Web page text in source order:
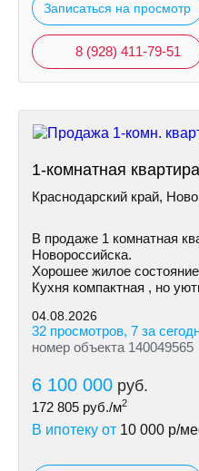
Записаться на просмотр
8 (928) 411-79-51
1-комнатная
Краснодарский край,
В продаже 1 комнатная
Новороссийска.
Хорошее жилое
Кухня компактная , но
04.08.2026
32 просмотров, 7 за
номер объекта 140049565
6 100 000 руб.
172 805 руб./м2
В ипотеку от 10 000 р/